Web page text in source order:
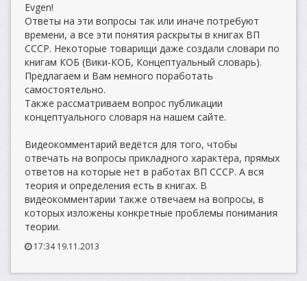
Evgen!
Ответы на эти вопросы так или иначе потребуют
времени, а все эти понятия раскрыты в книгах ВП
СССР. Некоторые товарищи даже создали словари по
книгам КОБ (Вики-КОБ, Концептуальный словарь).
Предлагаем и Вам немного поработать
самостоятельно.
Также рассматриваем вопрос публикации
концептуального словаря на нашем сайте.
Видеокомментарий ведётся для того, чтобы
отвечать на вопросы прикладного характера, прямых
ответов на которые нет в работах ВП СССР. А вся
теория и определения есть в книгах. В
видеокомментарии также отвечаем на вопросы, в
которых изложены конкретные проблемы понимания
теории.
17:34 19.11.2013